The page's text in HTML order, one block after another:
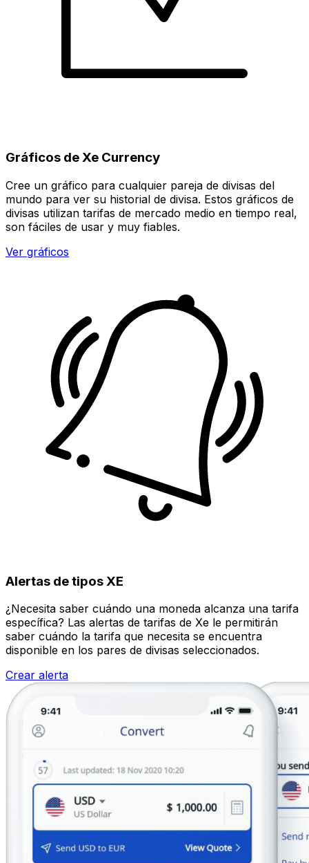
Gráficos de Xe Currency
Cree un gráfico para cualquier pareja de divisas del
mundo para ver su historial de divisa. Estos gráficos de
divisas utilizan tarifas de mercado medio en tiempo real,
son fáciles de usar y muy fiables.
Ver gráficos
Alertas de tipos XE
¿Necesita saber cuándo una moneda alcanza una tarifa
específica? Las alertas de tarifas de Xe le permitirán
saber cuándo la tarifa que necesita se encuentra
disponible en los pares de divisas seleccionados.
Crear alerta